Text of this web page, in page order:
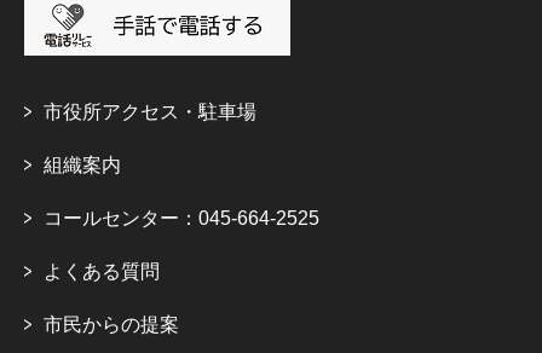
市役所アクセス・駐車場
組織案内
コールセンター：045-664-2525
よくある質問
市民からの提案